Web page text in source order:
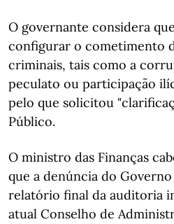
O governante considera
configurar o cometimento
criminais, tais como a
peculato ou participação
pelo que solicitou
Público.
O ministro das Finanças
que a denúncia do
relatório final da auditoria
atual Conselho de